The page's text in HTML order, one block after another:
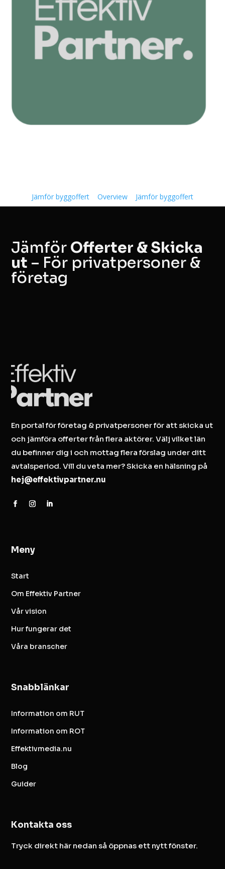
Jämför byggoffert Overview Jämför byggoffert
Jämför Offerter & Skicka
ut – För privatpersoner &
företag
En portal för företag & privatpersoner för att skicka ut
och jämföra offerter från flera aktörer. Välj vilket län
du befinner dig i och mottag flera förslag under ditt
avtalsperiod. Vill du veta mer? Skicka en hälsning på
hej@effektivpartner.nu
Meny
Start
Om Effektiv Partner
Vår vision
Hur fungerar det
Våra branscher
Snabblänkar
Information om RUT
Information om ROT
Effektivmedia.nu
Blog
Guider
Kontakta oss
Tryck direkt här nedan så öppnas ett nytt fönster.